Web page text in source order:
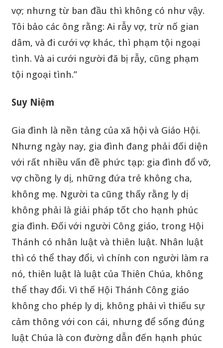
vợ; nhưng từ ban đầu thì không có như vậy.
Tôi bảo các ông rằng: Ai rẫy vợ, trừ nố gian
dâm, và đi cưới vợ khác, thì phạm tội ngoại
tình. Và ai cưới người đã bị rẫy, cũng phạm
tội ngoại tình.”
Suy Niệm
Gia đình là nền tảng của xã hội và Giáo Hội.
Nhưng ngày nay, gia đình đang phải đối diện
với rất nhiều vấn đề phức tạp: gia đình đổ vỡ,
vợ chồng ly dị, những đứa trẻ không cha,
không mẹ. Người ta cũng thấy rằng ly dị
không phải là giải pháp tốt cho hạnh phúc
gia đình. Đối với người Công giáo, trong Hội
Thánh có nhân luật và thiên luật. Nhân luật
thì có thể thay đổi, vì chính con người làm ra
nó, thiên luật là luật của Thiên Chúa, không
thể thay đổi. Vì thế Hội Thánh Công giáo
không cho phép ly dị, không phải vì thiếu sự
cảm thông với con cái, nhưng để sống đúng
luật Chúa là con đường dẫn đến hạnh phúc